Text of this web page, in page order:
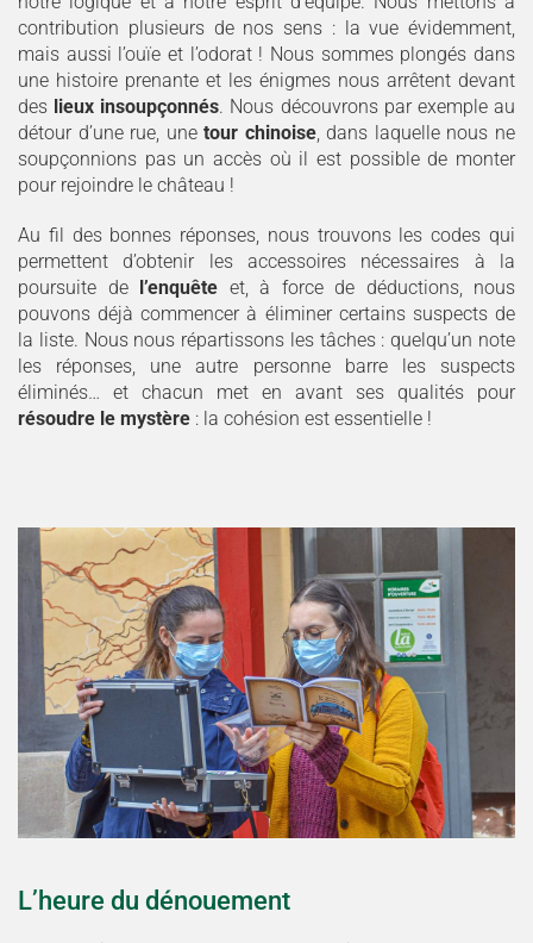
contribution plusieurs de nos sens : la vue évidemment,
mais aussi l’ouïe et l’odorat ! Nous sommes plongés dans
une histoire prenante et les énigmes nous arrêtent devant
des lieux insoupçonnés. Nous découvrons par exemple au
détour d’une rue, unetour chinoise, dans laquelle nous ne
soupçonnions pas un accès où il est possible de monter
pour rejoindre le château !
Au fil des bonnes réponses, nous trouvons les codes qui
permettent d’obtenir les accessoires nécessaires à la
poursuite del’enquête et, à force de déductions, nous
pouvons déjà commencer à éliminer certains suspects de
la liste. Nous nous répartissons les tâches : quelqu’un note
les réponses, une autre personne barre les suspects
éliminés… et chacun met en avant ses qualités pour
résoudre le mystère : la cohésion est essentielle !
L’heure du dénouement